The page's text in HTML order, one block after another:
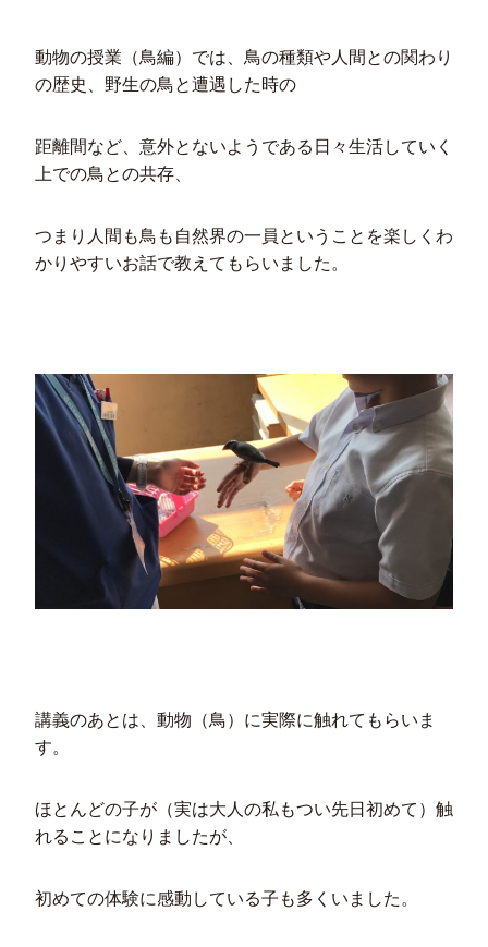
動物の授業（鳥編）では、鳥の種類や人間との関わり
の歴史、野生の鳥と遭遇した時の
距離間など、意外とないようである日々生活していく
上での鳥との共存、
つまり人間も鳥も自然界の一員ということを楽しくわ
かりやすいお話で教えてもらいました。
講義のあとは、動物（鳥）に実際に触れてもらいま
す。
ほとんどの子が（実は大人の私もつい先日初めて）触
れることになりましたが、
初めての体験に感動している子も多くいました。